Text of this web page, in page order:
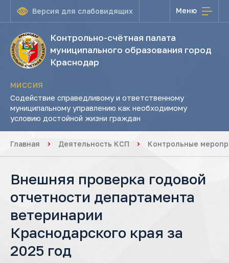
Версия для слабовидящих Меню
Контрольно-счётная палата
муниципального образования город
Краснодар
МИССИЯ
Содействие справедливому и ответственному
муниципальному управлению как необходимому
условию достойной жизни граждан
Главная Деятельность КСП Контрольные
Внешняя проверка годовой
отчетности департамента
ветеринарии
Краснодарского края за
2025 год